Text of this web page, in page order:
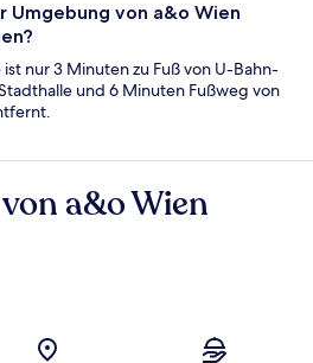
Umgebung von a&o Wien
nur 3 Minuten zu Fuß von U-Bahn-
und 6 Minuten Fußweg von
a&o Wien